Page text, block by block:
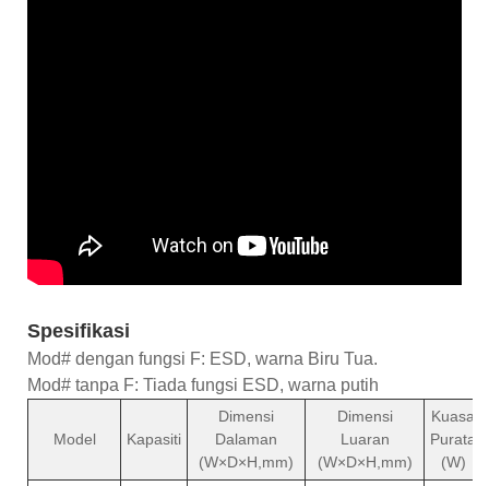
Spesifikasi
Mod# dengan fungsi F: ESD, warna Biru Tua.
Mod# tanpa F: Tiada fungsi ESD, warna putih
Model Kapasiti
Dimensi
Dalaman
(W×D×H,mm)
Dimensi
Luaran
(W×D×H,mm)
Kuasa
Purata
(W)